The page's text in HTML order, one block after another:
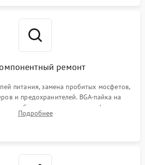
ремонт
питания, замена пробитых мосфетов,
и предохранителей. BGA-пайка на
реболлинг или замена графического
памяти GDDR. Прошивка BIOS
Подробнее